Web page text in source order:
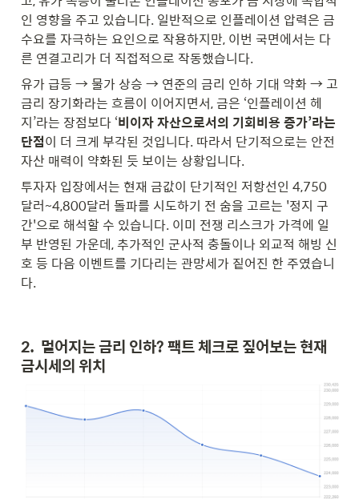
인 영향을 주고 있습니다. 일반적으로 인플레이션 압력은 금
수요를 자극하는 요인으로 작용하지만, 이번 국면에서는 다
른 연결고리가 더 직접적으로 작동했습니다.
유가 급등 → 물가 상승 → 연준의 금리 인하 기대 약화 → 고
금리 장기화라는 흐름이 이어지면서, 금은 ‘인플레이션 헤
지’라는 장점보다 ‘비이자 자산으로서의 기회비용 증가’라는
단점이 더 크게 부각된 것입니다. 따라서 단기적으로는 안전
자산 매력이 약화된 듯 보이는 상황입니다.
투자자 입장에서는 현재 금값이 단기적인 저항선인 4,750
달러~4,800달러 돌파를 시도하기 전 숨을 고르는 '정지 구
간'으로 해석할 수 있습니다. 이미 전쟁 리스크가 가격에 일
부 반영된 가운데, 추가적인 군사적 충돌이나 외교적 해빙 신
호 등 다음 이벤트를 기다리는 관망세가 짙어진 한 주였습니
다.
2.  멀어지는 금리 인하? 팩트 체크로 짚어보는 현재
금시세의 위치